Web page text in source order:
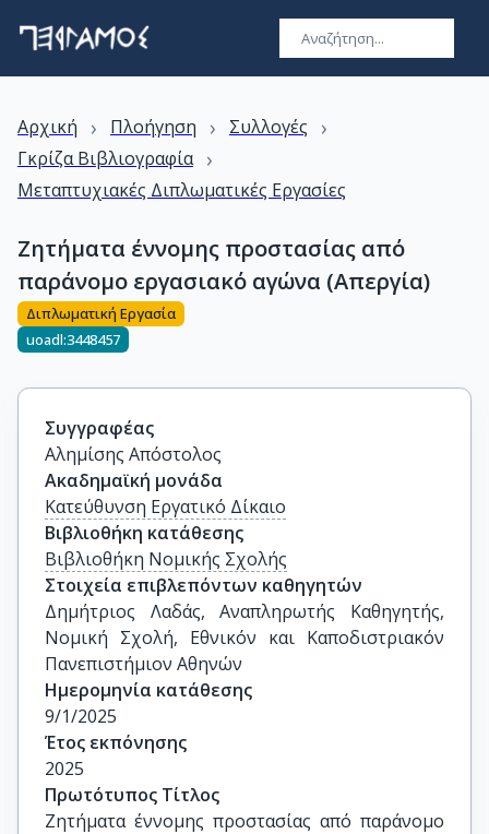
Αρχική › Πλοήγηση › Συλλογές ›
Γκρίζα Βιβλιογραφία ›
Μεταπτυχιακές Διπλωματικές Εργασίες
Ζητήματα έννομης προστασίας από
παράνομο εργασιακό αγώνα (Απεργία)
Διπλωματική Εργασία
uoadl:3448457
Συγγραφέας
Αλημίσης Απόστολος
Ακαδημαϊκή μονάδα
Κατεύθυνση Εργατικό Δίκαιο
Βιβλιοθήκη κατάθεσης
Βιβλιοθήκη Νομικής Σχολής
Στοιχεία επιβλεπόντων καθηγητών
Δημήτριος Λαδάς, Αναπληρωτής Καθηγητής,
Νομική Σχολή, Εθνικόν και Καποδιστριακόν
Πανεπιστήμιον Αθηνών
Ημερομηνία κατάθεσης
9/1/2025
Έτος εκπόνησης
2025
Πρωτότυπος Τίτλος
Ζητήματα έννομης προστασίας από παράνομο